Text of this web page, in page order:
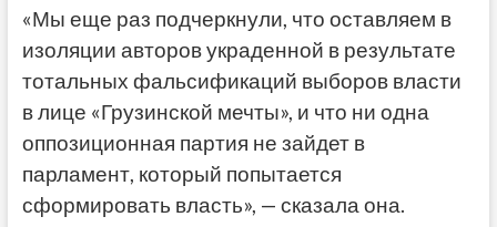
«Мы еще раз подчеркнули, что оставляем в
изоляции авторов украденной в результате
тотальных фальсификаций выборов власти
в лице «Грузинской мечты», и что ни одна
оппозиционная партия не зайдет в
парламент, который попытается
сформировать власть», — сказала она.